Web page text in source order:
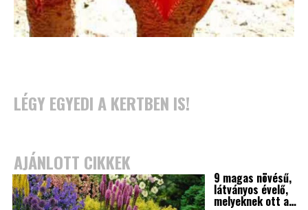
LÉGY EGYEDI A KERTBEN IS!
AJÁNLOTT CIKKEK
9 magas növésű,
látványos évelő,
melyeknek ott a…